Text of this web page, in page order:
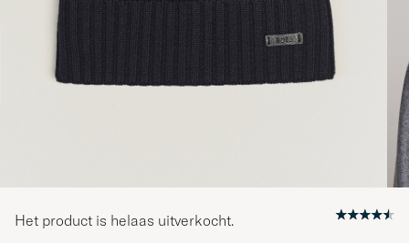
Het product is helaas uitverkocht.